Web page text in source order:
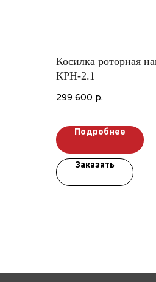
Косилка роторная
КРН-2.1
299 600 р.
Подробнее
Заказать